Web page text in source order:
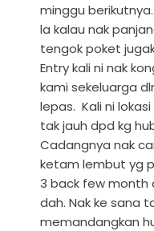
minggu
la kalau nak
tengok poket
Entry kali ni nak
kami sekeluarga
lepas. Kali ni
tak jauh dpd kg
Cadangnya nak
ketam lembut yg
3 back few month
dah. Nak ke sana
memandangkan